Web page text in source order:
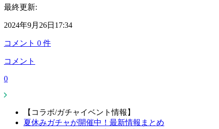
最終更新:
2024年9月26日17:34
コメント 0 件
コメント
0
【コラボ/ガチャイベント情報】
夏休みガチャが開催中！最新情報まとめ